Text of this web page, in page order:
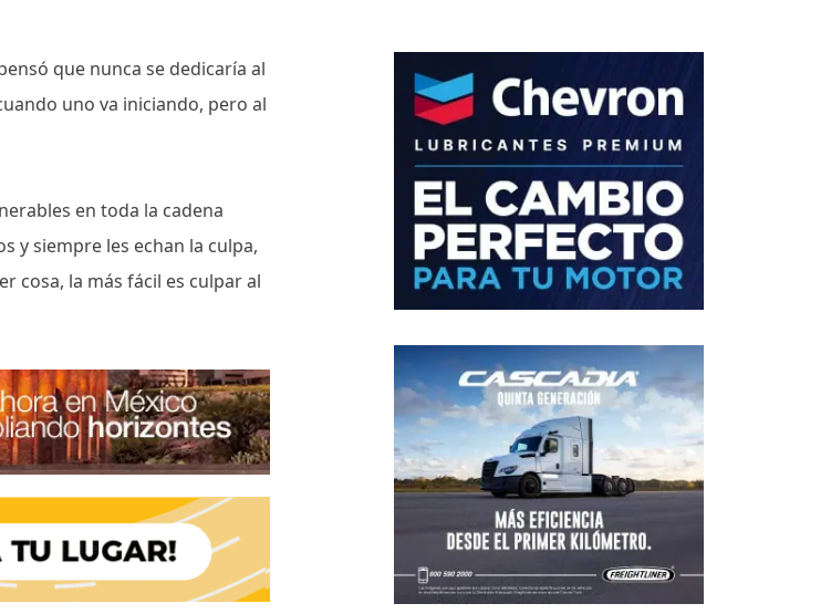
que nunca se dedicaría al
uno va iniciando, pero al
en toda la cadena
y siempre les echan la culpa,
cosa, la más fácil es culpar al